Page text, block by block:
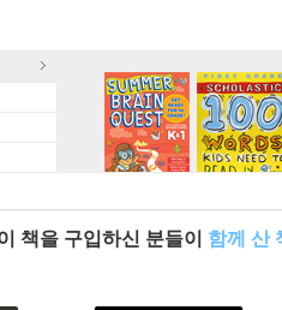
책을 구입하신 분들이 함께 산